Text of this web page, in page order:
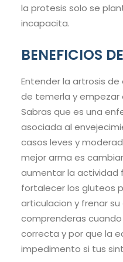
la protesis solo se
incapacita.
BENEFICIOS
Entender la artrosis
de temerla y
Sabras que es una
asociada al
casos leves y
mejor arma es
aumentar la actividad
fortalecer los gluteos
articulacion y frenar
comprenderas
correcta y por que la
impedimento si tus